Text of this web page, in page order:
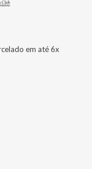
em até 6x